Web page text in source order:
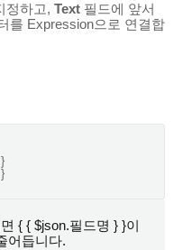
정하고, Text 필드에 앞서
를 Expression으로 연결합
{ { $json.필드명 } }이
어듭니다.